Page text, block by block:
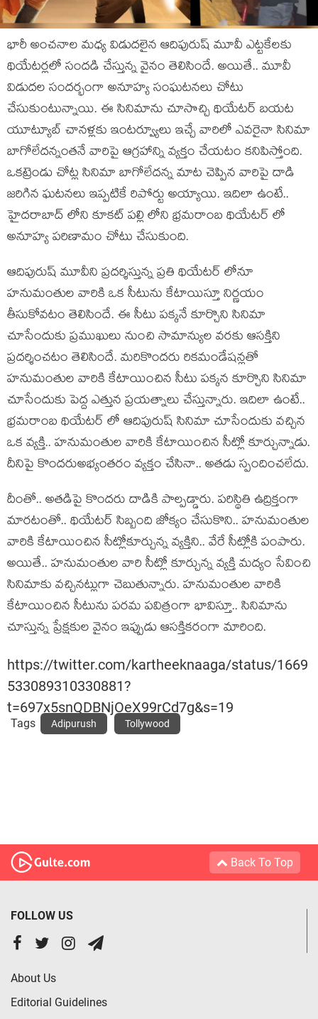
భారీ అంచనాల మధ్య విడుదలైన ఆదిపురుష్ మూవీ ఎట్టకేలకు
థియేటర్లలో సందడి చేస్తున్న వైనం తెలిసిందే. అయితే.. మూవీ
విడుదల సందర్భంగా అనూహ్య సంఘటనలు చోటు
చేసుకుంటున్నాయి. ఈ సినిమాను చూసొచ్చి థియేటర్ బయట
యూట్యూబ్ చానళ్లకు ఇంటర్వ్యూలు ఇచ్చే వారిలో ఎవరైనా సినిమా
బాగోలేదన్నంతనే వారిపై ఆగ్రహాన్ని వ్యక్తం చేయటం కనిపిస్తోంది.
ఒకట్రెండు చోట్ల సినిమా బాగోలేదన్న మాట చెప్పిన వారిపై దాడి
జరిగిన ఘటనలు ఇప్పటికే రిపోర్టు అయ్యాయి. ఇదిలా ఉంటే..
హైదరాబాద్ లోని కూకట్ పల్లి లోని భ్రమరాంబ థియేటర్ లో
అనూహ్య పరిణామం చోటు చేసుకుంది.
ఆదిపురుష్ మూవీని ప్రదర్శిస్తున్న ప్రతి థియేటర్ లోనూ
హనుమంతుల వారికి ఒక సీటును కేటాయిస్తూ నిర్ణయం
తీసుకోవటం తెలిసిందే. ఈ సీటు పక్కనే కూర్చొని సినిమా
చూసేందుకు ప్రముఖులు నుంచి సామాన్యుల వరకు ఆసక్తిని
ప్రదర్శించటం తెలిసిందే. మరికొందరు రికమండేషన్లతో
హనుమంతుల వారికి కేటాయించిన సీటు పక్కన కూర్చొని సినిమా
చూసేందుకు పెద్ద ఎత్తున ప్రయత్నాలు చేస్తున్నారు. ఇదిలా ఉంటే..
భ్రమరాంబ థియేటర్ లో ఆదిపురుష్ సినిమా చూసేందుకు వచ్చిన
ఒక వ్యక్తి.. హనుమంతుల వారికి కేటాయించిన సీట్లో కూర్చున్నాడు.
దీనిపై కొందరుఅభ్యంతరం వ్యక్తం చేసినా.. అతడు స్పందించలేదు.
దీంతో.. అతడిపై కొందరు దాడికి పాల్పడ్డారు. పరిస్థితి ఉద్రిక్తంగా
మారటంతో.. థియేటర్ సిబ్బంది జోక్యం చేసుకొని.. హనుమంతుల
వారికి కేటాయించిన సీట్లోకూర్చున్న వ్యక్తిని.. వేరే సీట్లోకి పంపారు.
అయితే.. హనుమంతుల వారి సీట్లో కూర్చున్న వ్యక్తి మద్యం సేవించి
సినిమాకు వచ్చినట్లుగా చెబుతున్నారు. హనుమంతుల వారికి
కేటాయించిన సీటును పరమ పవిత్రంగా భావిస్తూ.. సినిమాను
చూస్తున్న ప్రేక్షకుల వైనం ఇప్పుడు ఆసక్తికరంగా మారింది.
https://twitter.com/kartheeknaaga/status/1669
533089310330881?
t=697x5snQDBNjOeX99rCd7g&s=19
Tags Adipurush Tollywood
Back To Top
FOLLOW US
About Us
Editorial Guidelines